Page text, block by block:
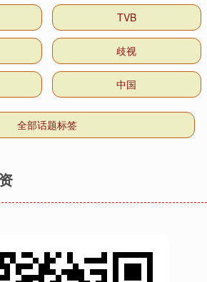
TVB
歧视
中国
全部话题标签